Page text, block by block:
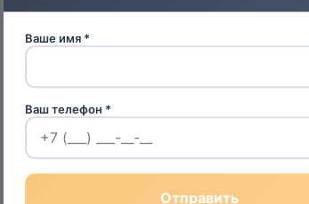
Ваше имя *
Ваш телефон *